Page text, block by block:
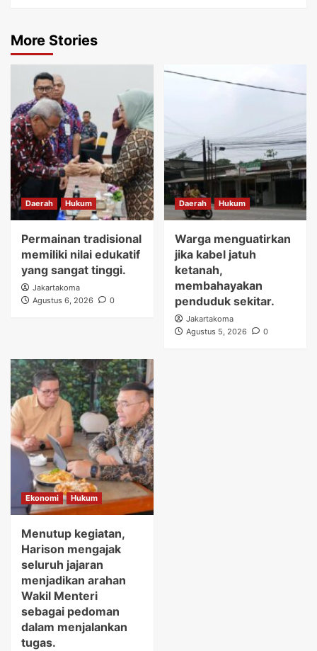
More Stories
Daerah Hukum
Permainan tradisional
memiliki nilai edukatif
yang sangat tinggi.
Jakartakoma
Agustus 6, 2026
0
Daerah Hukum
Warga menguatirkan
jika kabel jatuh
ketanah,
membahayakan
penduduk sekitar.
Jakartakoma
Agustus 5, 2026
0
Ekonomi Hukum
Menutup kegiatan,
Harison mengajak
seluruh jajaran
menjadikan arahan
Wakil Menteri
sebagai pedoman
dalam menjalankan
tugas.